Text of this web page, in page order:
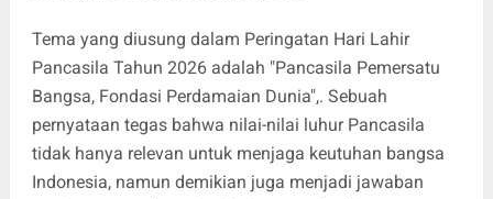
Tema yang diusung dalam Peringatan Hari Lahir
Pancasila Tahun 2026 adalah "Pancasila Pemersatu
Bangsa, Fondasi Perdamaian Dunia",. Sebuah
pernyataan tegas bahwa nilai-nilai luhur Pancasila
tidak hanya relevan untuk menjaga keutuhan bangsa
Indonesia, namun demikian juga menjadi jawaban